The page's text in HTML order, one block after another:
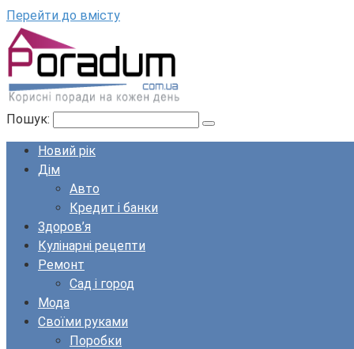
Перейти до вмісту
Пошук:
Новий рік
Дім
Авто
Кредит і банки
Здоров’я
Кулінарні рецепти
Ремонт
Сад і город
Мода
Своїми руками
Поробки